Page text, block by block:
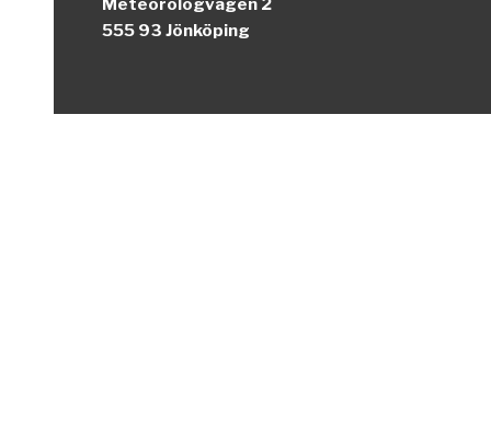
Meteorologvägen 2
555 93 Jönköping